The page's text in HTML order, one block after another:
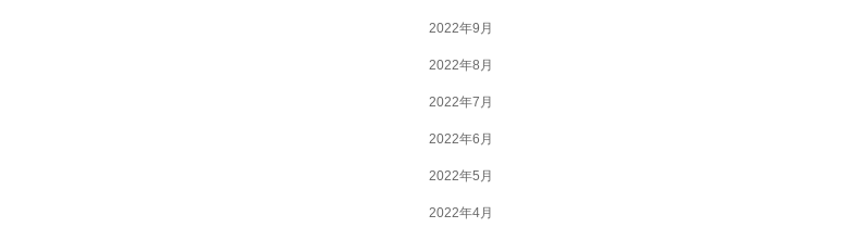
2022年9月
2022年8月
2022年7月
2022年6月
2022年5月
2022年4月